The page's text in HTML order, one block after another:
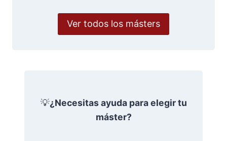
Ver todos los másters
💡¿Necesitas ayuda para elegir tu
máster?